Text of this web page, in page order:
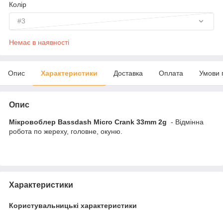
Колір
#3
Немає в наявності
Опис Характеристики Доставка Оплата Умови
Опис
Мікровоблер Bassdash Micro Crank 33mm 2g - Відмінна
робота по жереху, головне, окуню.
Характеристики
Користувальницькі характеристики